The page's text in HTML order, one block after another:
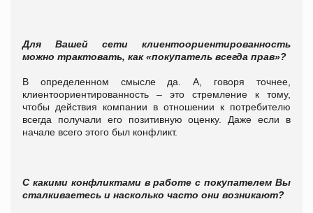
Для Вашей сети клиентоориентированность
можно трактовать, как «покупатель всегда прав»?
В определенном смысле да. А, говоря точнее,
клиентоориентированность – это стремление к тому,
чтобы действия компании в отношении к потребителю
всегда получали его позитивную оценку. Даже если в
начале всего этого был конфликт.
С какими конфликтами в работе с покупателем Вы
сталкиваетесь и насколько часто они возникают?